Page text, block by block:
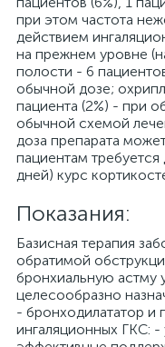
при этом частота
действием
на прежнем уровне
полости - 6
обычной дозе;
пациента (2%) - при
обычной схемой
доза препарата
пациентам
дней) курс
Показания:
Базисная терапия
обратимой
бронхиальную астму
целесообразно
- бронходилататор и
ингаляционных ГКС: